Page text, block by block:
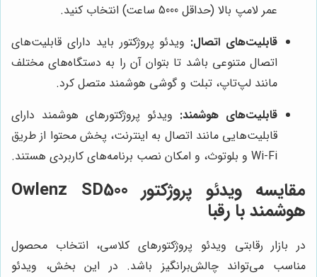
عمر لامپ بالا (حداقل 5000 ساعت) انتخاب کنید.
قابلیت‌های اتصال: ویدئو پروژکتور باید دارای قابلیت‌های
اتصال متنوعی باشد تا بتوان آن را به دستگاه‌های مختلف
مانند لپ‌تاپ، تبلت و گوشی هوشمند متصل کرد.
قابلیت‌های هوشمند: ویدئو پروژکتورهای هوشمند دارای
قابلیت‌هایی مانند اتصال به اینترنت، پخش محتوا از طریق
Wi-Fi و بلوتوث، و امکان نصب برنامه‌های کاربردی هستند.
مقایسه ویدئو پروژکتور Owlenz SD500
هوشمند با رقبا
در بازار رقابتی ویدئو پروژکتورهای کلاسی، انتخاب محصول
مناسب می‌تواند چالش‌برانگیز باشد. در این بخش، ویدئو